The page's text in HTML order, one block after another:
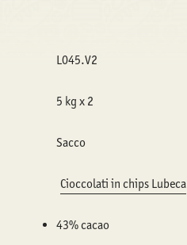
L045.V2
5 kg x 2
Sacco
Cioccolati in chips Lubeca
43% cacao